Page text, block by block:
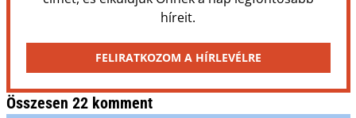
híreit.
FELIRATKOZOM A HÍRLEVÉLRE
Összesen 22 komment